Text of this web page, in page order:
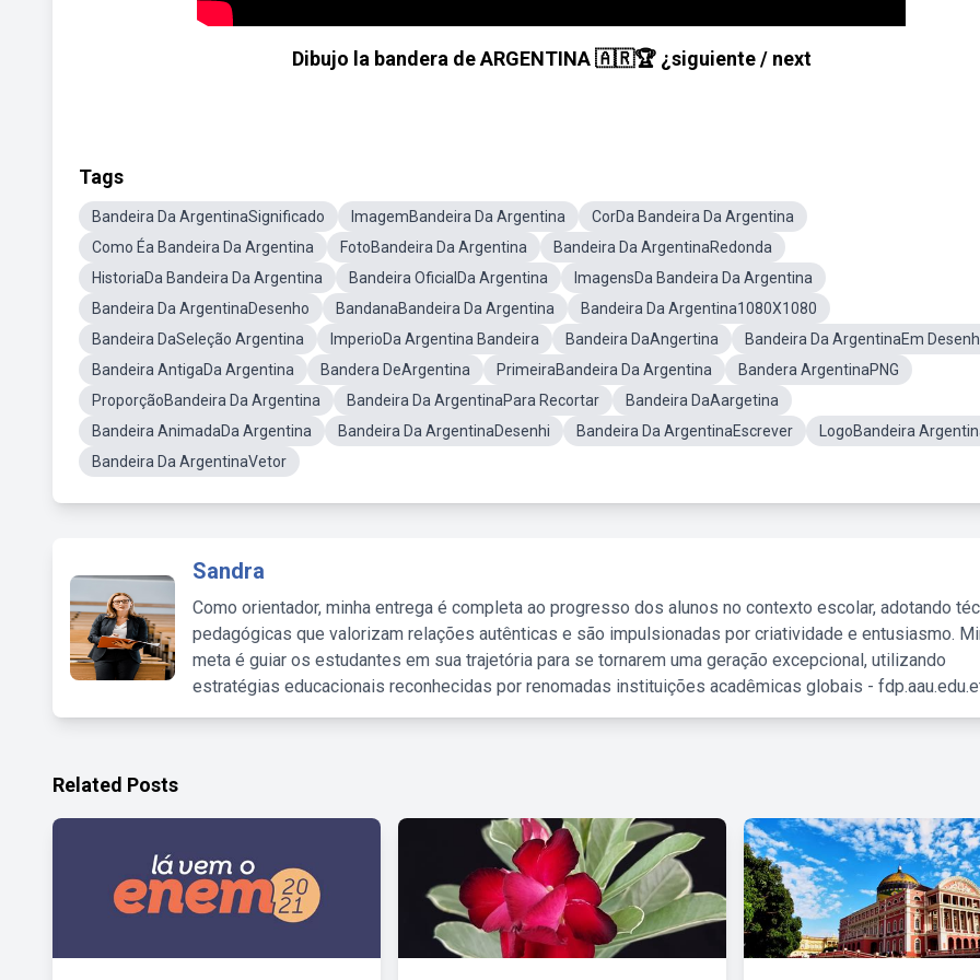
Dibujo la bandera de ARGENTINA 🇦🇷🏆 ¿siguiente / next
Tags
Bandeira Da ArgentinaSignificado ImagemBandeira Da Argentina
CorDa Bandeira Da Argentina
Como Éa Bandeira Da Argentina
FotoBandeira Da Argentina
Bandeira Da ArgentinaRedonda
HistoriaDa Bandeira Da Argentina
Bandeira OficialDa Argentina
ImagensDa Bandeira Da Argentina
Bandeira Da ArgentinaDesenho
BandanaBandeira Da Argentina
Bandeira Da Argentina1080X1080
Bandeira DaSeleção Argentina
ImperioDa Argentina Bandeira Bandeira DaAngertina
Bandeira Da ArgentinaEm
Bandeira AntigaDa Argentina
Bandera DeArgentina PrimeiraBandeira Da Argentina
Bandera ArgentinaPNG
ProporçãoBandeira Da Argentina
Bandeira Da ArgentinaPara Recortar
Bandeira DaAargetina
Bandeira AnimadaDa Argentina
Bandeira Da ArgentinaDesenhi Bandeira Da ArgentinaEscrever
LogoBandeira
Bandeira Da ArgentinaVetor
Sandra
Como orientador, minha entrega é completa ao progresso dos alunos no contexto escolar, adotando
pedagógicas que valorizam relações autênticas e são impulsionadas por criatividade e entusiasmo.
meta é guiar os estudantes em sua trajetória para se tornarem uma geração excepcional, utilizando
estratégias educacionais reconhecidas por renomadas instituições acadêmicas globais -
Related Posts